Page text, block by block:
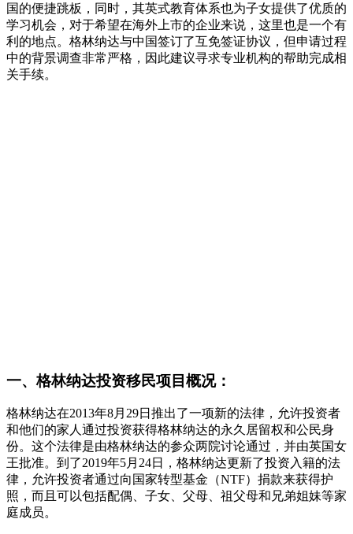
国的便捷跳板，同时，其英式教育体系也为子女提供了优质的
学习机会，对于希望在海外上市的企业来说，这里也是一个有
利的地点。格林纳达与中国签订了互免签证协议，但申请过程
中的背景调查非常严格，因此建议寻求专业机构的帮助完成相
关手续。
一、格林纳达投资移民项目概况：
格林纳达在2013年8月29日推出了一项新的法律，允许投资者
和他们的家人通过投资获得格林纳达的永久居留权和公民身
份。这个法律是由格林纳达的参众两院讨论通过，并由英国女
王批准。到了2019年5月24日，格林纳达更新了投资入籍的法
律，允许投资者通过向国家转型基金（NTF）捐款来获得护
照，而且可以包括配偶、子女、父母、祖父母和兄弟姐妹等家
庭成员。